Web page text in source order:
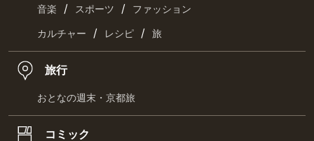
音楽 / スポーツ / ファッション
カルチャー / レシピ / 旅
旅行
おとなの週末・京都旅
コミック